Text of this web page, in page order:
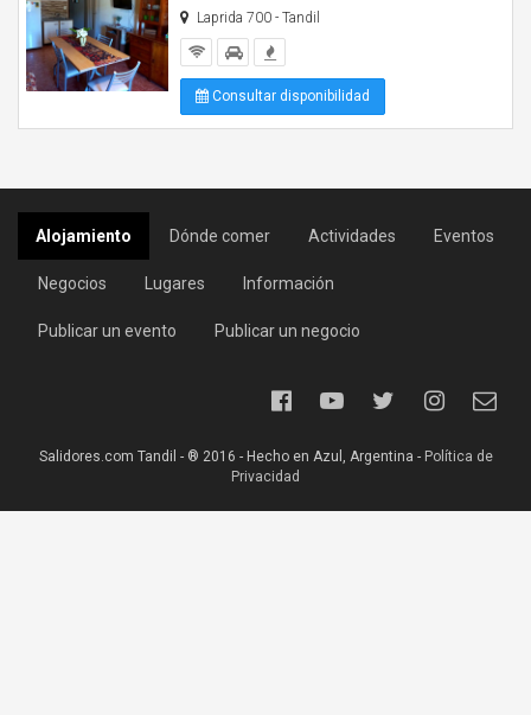
Laprida 700 - Tandil
Consultar disponibilidad
Alojamiento Dónde comer Actividades Eventos
Negocios Lugares Información
Publicar un evento Publicar un negocio
Salidores.com Tandil - ® 2016 - Hecho en Azul, Argentina - Política de
Privacidad